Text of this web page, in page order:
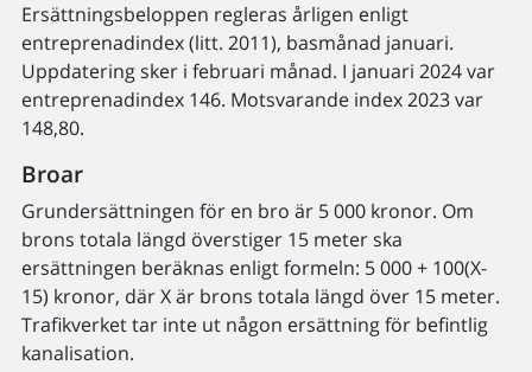
Ersättningsbeloppen regleras årligen enligt
entreprenadindex (litt. 2011), basmånad januari.
Uppdatering sker i februari månad. I januari 2024 var
entreprenadindex 146. Motsvarande index 2023 var
148,80.
Broar
Grundersättningen för en bro är 5 000 kronor. Om
brons totala längd överstiger 15 meter ska
ersättningen beräknas enligt formeln: 5 000 + 100(X-
15) kronor, där X är brons totala längd över 15 meter.
Trafikverket tar inte ut någon ersättning för befintlig
kanalisation.